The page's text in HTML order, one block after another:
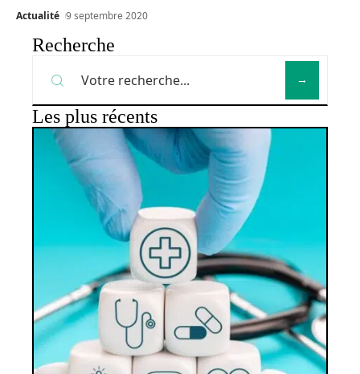
Actualité 9 septembre 2020
Recherche
Les plus récents